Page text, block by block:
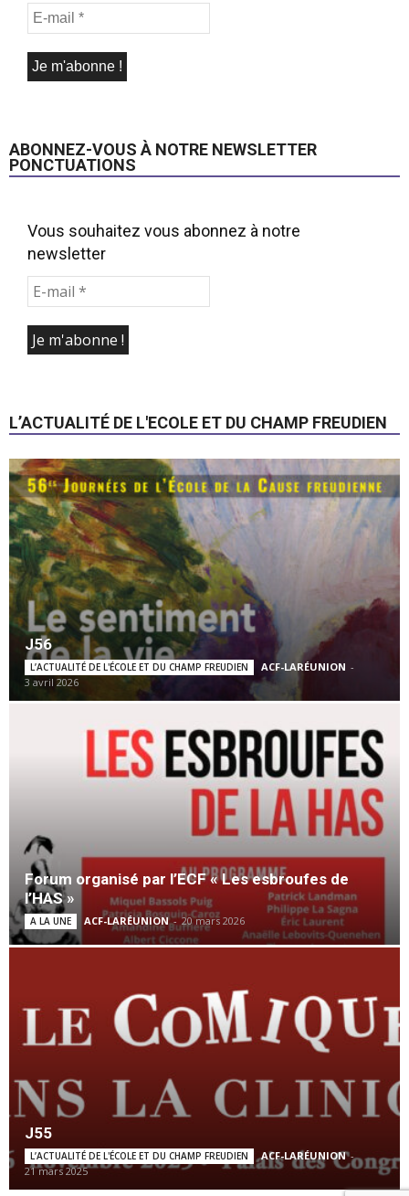
ABONNEZ-VOUS À NOTRE NEWSLETTER
PONCTUATIONS
Vous souhaitez vous abonnez à notre
newsletter
L’ACTUALITÉ DE L'ECOLE ET DU CHAMP FREUDIEN
J56
L’ACTUALITÉ DE L'ÉCOLE ET DU CHAMP FREUDIEN ACF-LARÉUNION -
3 avril 2026
Forum organisé par l’ECF « Les esbroufes de
l’HAS »
A LA UNE ACF-LARÉUNION - 20 mars 2026
J55
L’ACTUALITÉ DE L'ÉCOLE ET DU CHAMP FREUDIEN ACF-LARÉUNION -
21 mars 2025